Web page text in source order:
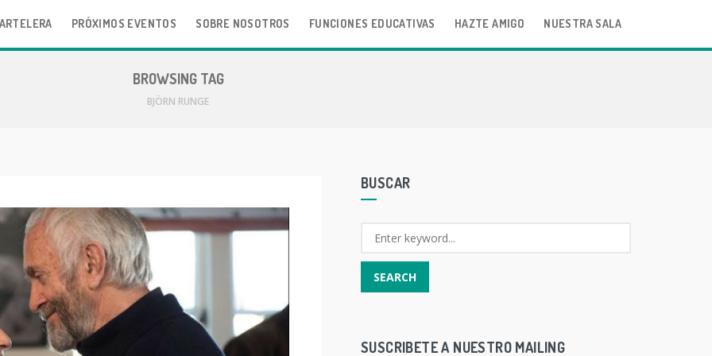
PRÓXIMOS EVENTOS SOBRE NOSOTROS FUNCIONES EDUCATIVAS HAZTE AMIGO NUESTRA SALA
BROWSING TAG
BJÖRN RUNGE
BUSCAR
SUSCRIBETE A NUESTRO MAILING